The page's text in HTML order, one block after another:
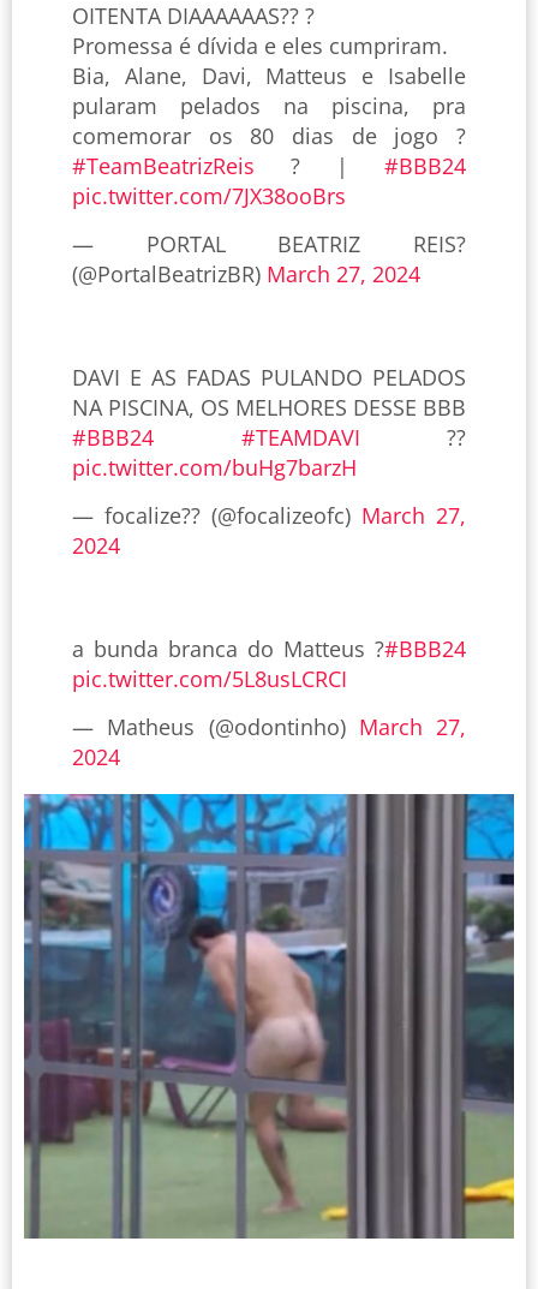
OITENTA DIAAAAAAS?? ?
Promessa é dívida e eles cumpriram.
Bia, Alane, Davi, Matteus e Isabelle
pularam pelados na piscina, pra
comemorar os 80 dias de jogo ?
#TeamBeatrizReis ? | #BBB24
pic.twitter.com/7JX38ooBrs
— PORTAL BEATRIZ REIS?
(@PortalBeatrizBR) March 27, 2024
DAVI E AS FADAS PULANDO PELADOS
NA PISCINA, OS MELHORES DESSE BBB
#BBB24
#TEAMDAVI ??
pic.twitter.com/buHg7barzH
— focalize?? (@focalizeofc) March 27,
2024
a bunda branca do Matteus ?#BBB24
pic.twitter.com/5L8usLCRCI
— Matheus (@odontinho) March 27,
2024